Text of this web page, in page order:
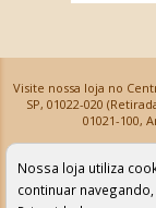
Visite nossa loja no
SP, 01022-020
01021-100,
Os preços e as condições de
podem sofrer alterações
Nossa loja utiliza
continuar